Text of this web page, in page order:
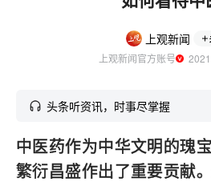
上观新闻
上观新闻官方账号
头条听资讯，时事尽掌握
中医药作为中华文明的瑰
繁衍昌盛作出了重要贡献